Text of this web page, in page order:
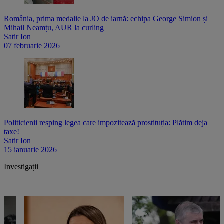
România, prima medalie la JO de iarnă: echipa George Simion și
Mihail Neamțu, AUR la curling
Satir Ion
07 februarie 2026
Politicienii resping legea care impozitează prostituția: Plătim deja
taxe!
Satir Ion
15 ianuarie 2026
Investigații